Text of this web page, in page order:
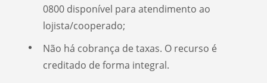
0800 disponível para atendimento ao
lojista/cooperado;
Não há cobrança de taxas. O recurso é
creditado de forma integral.